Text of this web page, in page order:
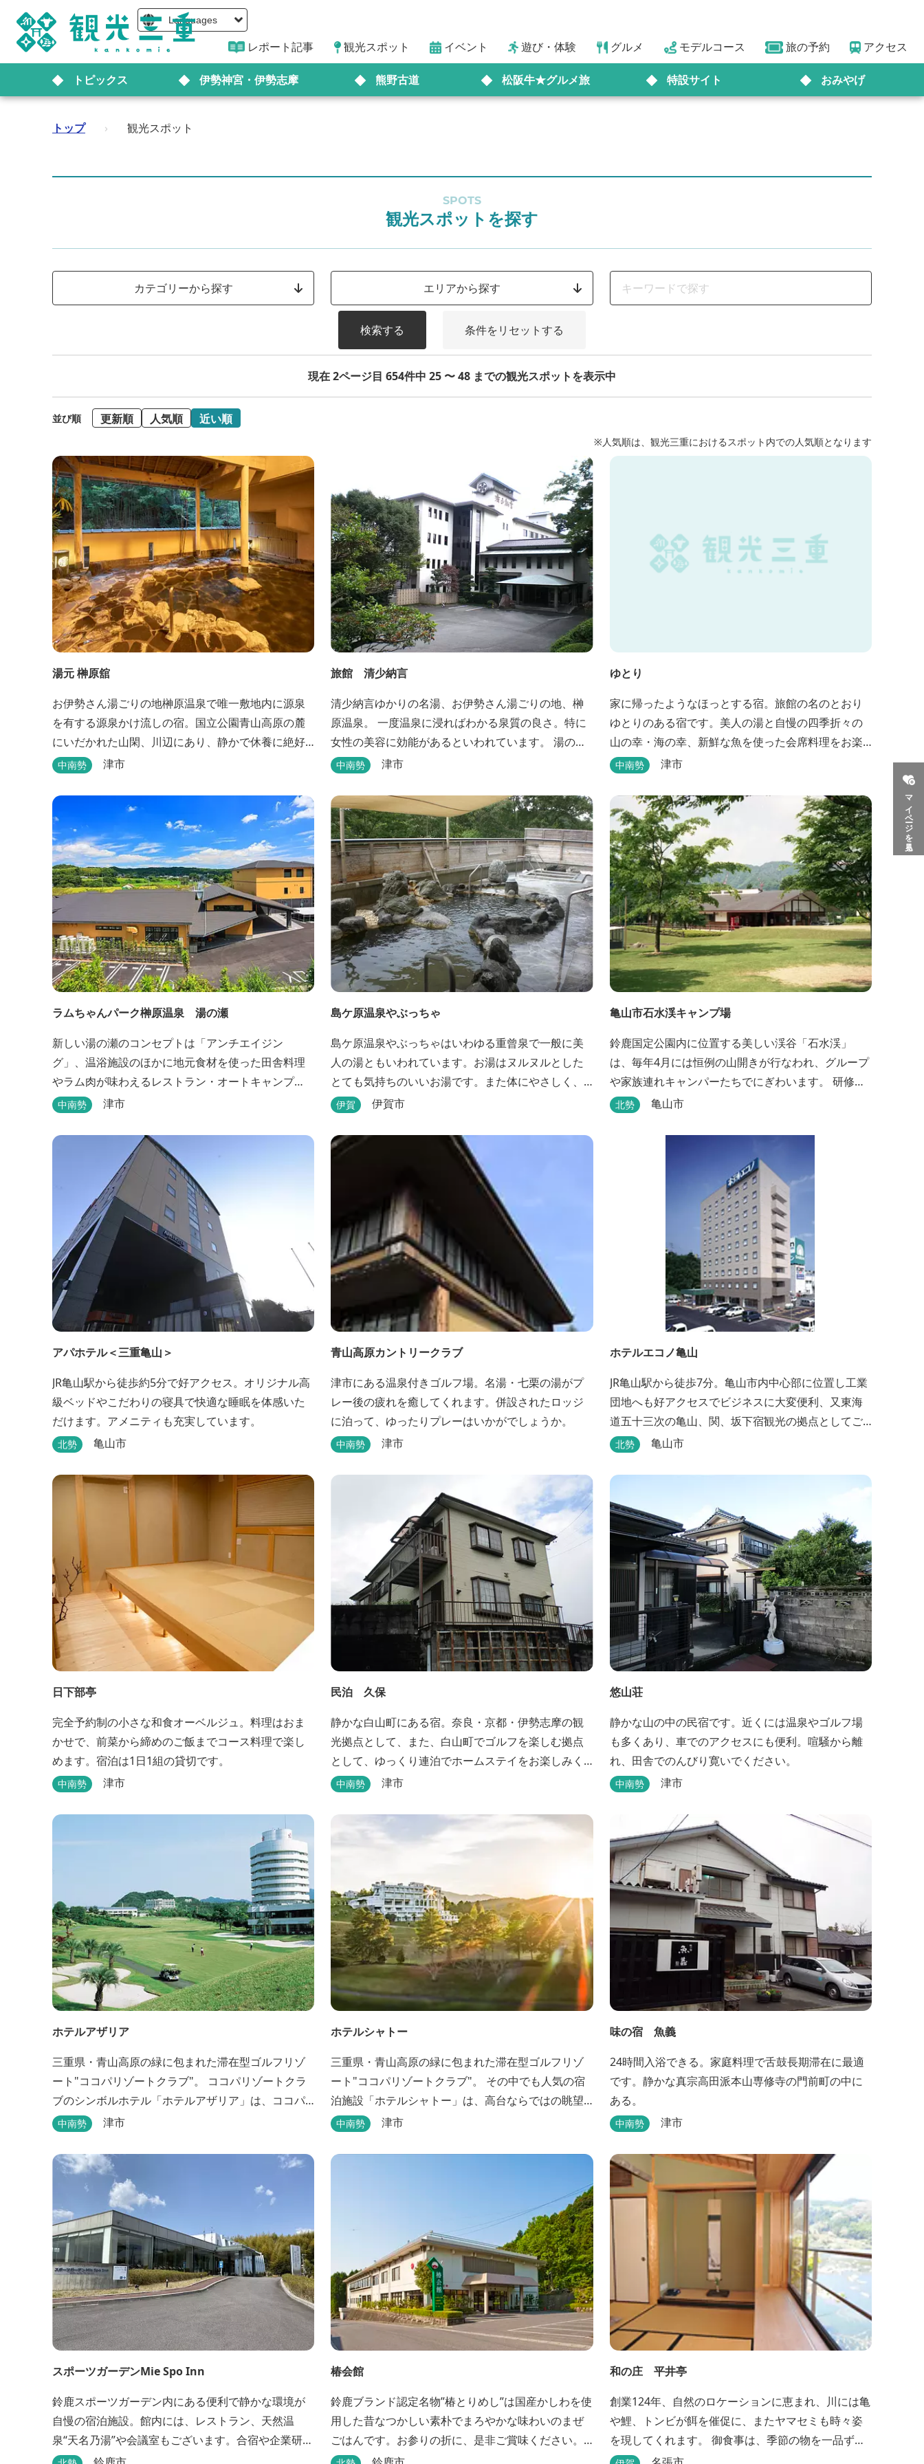
Languages
レポート記事 観光スポット イベント 遊び・体験 グルメ モデルコース 旅の予約 アクセス
トピックス 伊勢神宮・伊勢志摩 熊野古道 松阪牛★グルメ旅 特設サイト おみやげ
マイページを見る
トップ › 観光スポット
SPOTS
観光スポットを探す
カテゴリーから探す エリアから探す
検索する 条件をリセットする
現在 2ページ目 654件中 25 〜 48 までの観光スポットを表示中
並び順 更新順 人気順 近い順
※人気順は、観光三重におけるスポット内での人気順となります
湯元 榊原舘
お伊勢さん湯ごりの地榊原温泉で唯一敷地内に源泉
を有する源泉かけ流しの宿。国立公園青山高原の麓
にいだかれた山閑、川辺にあり、静かで休養に絶好
の地です。ご宿泊、お夕席の他日帰り温泉も楽しめ
と健康をテーマとしたふるさと会席をご用意してい
ます。
中南勢 津市
旅館 清少納言
清少納言ゆかりの名湯、お伊勢さん湯ごりの地、榊
原温泉。 一度温泉に浸ればわかる泉質の良さ。特に
女性の美容に効能があるといわれています。 湯の瀬
川のせせらぎが聞こえる静かな宿。それが旅館 清
味、心のこもったおもてなしを心掛けております。
日頃の喧騒から離れ、平安の才女清少納言もお墨付
きの名湯を是非実感してください。
中南勢 津市
ゆとり
家に帰ったようなほっとする宿。旅館の名のとおり
ゆとりのある宿です。美人の湯と自慢の四季折々の
山の幸・海の幸、新鮮な魚を使った会席料理をお楽
しみいただけます。
中南勢 津市
ラムちゃんパーク榊原温泉 湯の瀬
新しい湯の瀬のコンセプトは「アンチエイジン
グ」、温浴施設のほかに地元食材を使った田舎料理
やラム肉が味わえるレストラン・オートキャンプ
場・バーベキュー施設を備え、毎週土曜日には屋外
ています。 また、観光旅行が困難な障がい者や介助
が必要な高齢者の利用に特化した福祉旅館として、
全館バリアフリー、車いす対応の貸切風呂、リフト
付きジャグジーを備えています...
中南勢 津市
島ケ原温泉やぶっちゃ
島ケ原温泉やぶっちゃはいわゆる重曾泉で一般に美
人の湯ともいわれています。お湯はヌルヌルとした
とても気持ちのいいお湯です。また体にやさしく、
長湯をしても疲れません。 また、施設内にはオート
び場（夏季限定）、こんにゃくやパン作りの体験で
きる工房などがあります。 木津川（鯛ケ瀬）のほと
りにある美しい自然を生かしたオートキャンプやデ
ィキャンプ...
伊賀 伊賀市
亀山市石水渓キャンプ場
鈴鹿国定公園内に位置する美しい渓谷「石水渓」
は、毎年4月には恒例の山開きが行なわれ、グループ
や家族連れキャンパーたちでにぎわいます。 研修施
設は団体用宿泊施設、バンガローはグループ・家族
点として最適です。
北勢 亀山市
アパホテル＜三重亀山＞
JR亀山駅から徒歩約5分で好アクセス。オリジナル高
級ベッドやこだわりの寝具で快適な睡眠を体感いた
だけます。アメニティも充実しています。
北勢 亀山市
青山高原カントリークラブ
津市にある温泉付きゴルフ場。名湯・七栗の湯がプ
レー後の疲れを癒してくれます。併設されたロッジ
に泊って、ゆったりプレーはいかがでしょうか。
中南勢 津市
ホテルエコノ亀山
JR亀山駅から徒歩7分。亀山市内中心部に位置し工業
団地へも好アクセスでビジネスに大変便利、又東海
道五十三次の亀山、関、坂下宿観光の拠点としてご
利用いただけます。無料朝食（セルフサービス）、
北勢 亀山市
日下部亭
完全予約制の小さな和食オーベルジュ。料理はおま
かせで、前菜から締めのご飯までコース料理で楽し
めます。宿泊は1日1組の貸切です。
中南勢 津市
民泊 久保
静かな白山町にある宿。奈良・京都・伊勢志摩の観
光拠点として、また、白山町でゴルフを楽しむ拠点
として、ゆっくり連泊でホームステイをお楽しみく
ださい。
中南勢 津市
悠山荘
静かな山の中の民宿です。近くには温泉やゴルフ場
も多くあり、車でのアクセスにも便利。喧騒から離
れ、田舎でのんびり寛いでください。
中南勢 津市
ホテルアザリア
三重県・青山高原の緑に包まれた滞在型ゴルフリゾ
ート"ココパリゾートクラブ"。 ココパリゾートクラ
ブのシンボルホテル「ホテルアザリア」は、ココパ
リゾートクラブ内にある静かで落ち着いた雰囲気の
や和洋室など多彩な客室を備え、窓からはリゾート
の美しい景色が広がります。 天然温泉の大浴場やサ
ウナも完備しており、 ゴルフの後はもちろん、伊
勢...
中南勢 津市
ホテルシャトー
三重県・青山高原の緑に包まれた滞在型ゴルフリゾ
ート"ココパリゾートクラブ"。 その中でも人気の宿
泊施設「ホテルシャトー」は、高台ならではの眺望
と静けさが魅力です。 客室はツインルームから4〜6
わせて選べます。 天然温泉の大浴場・露天風呂、ロ
ど、気分で選べる夕食をゆったりと。 翌朝は、レ
中南勢 津市
味の宿 魚義
24時間入浴できる。家庭料理で舌鼓長期滞在に最適
です。静かな真宗高田派本山専修寺の門前町の中に
ある。
中南勢 津市
スポーツガーデンMie Spo Inn
鈴鹿スポーツガーデン内にある便利で静かな環境が
自慢の宿泊施設。館内には、レストラン、天然温
泉“天名乃湯”や会議室もございます。合宿や企業研修
にも最適で、様々な用途に合わせてご利用頂けま
椿会館
鈴鹿ブランド認定名物”椿とりめし”は国産かしわを使
用した昔なつかしい素朴でまろやかな味わいのまぜ
ごはんです。お参りの折に、是非ご賞味ください。
お土産・婚礼・研修・宿泊・ご宴会もご案内してお
和の庄 平井亭
創業124年、自然のロケーションに恵まれ、川には亀
や鯉、トンビが餌を催促に、またヤマセミも時々姿
を現してくれます。 御食事は、季節の物を一品ず
つ、手作りの味を楽しんで頂いております。（宿泊